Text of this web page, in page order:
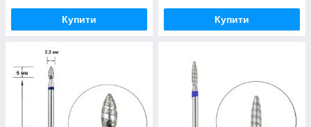
Купити Купити